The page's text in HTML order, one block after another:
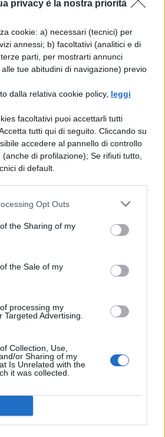
privacy è la nostra priorità
cookie: a) necessari (tecnici) per
annessi; b) facoltativi (analitici e di
parti, per mostrarti annunci
tue abitudini di navigazione) previo
dalla relativa cookie policy, leggi
facoltativi puoi accettarli tutti
tutti qui di seguito. Cliccando su
accedere al pannello di controllo
di profilazione); Se rifiuti tutto,
di default.
Opt Outs
the Sharing of my
the Sale of my
processing my
Targeted Advertising.
Collection, Use,
or Sharing of my
Is Unrelated with the
it was collected.
dovere. I diritti alienabili
di contratti, dando
società (intesa come
precedente la società
della società nasce l’
la quale ha il suo
(come già diceva
con cui il possessore
individuale all ‘
che ha lavorato. Ma
un contratto, con cui gli
a riconoscere
l’ appropriazione mediante
possesso fisico si
proprietà giuridica.
della società naturale si
condizioni per la
cultura, intesa come “l’
le nuove facoltà allo
libertà, della piena
tutto ciò che non è noi